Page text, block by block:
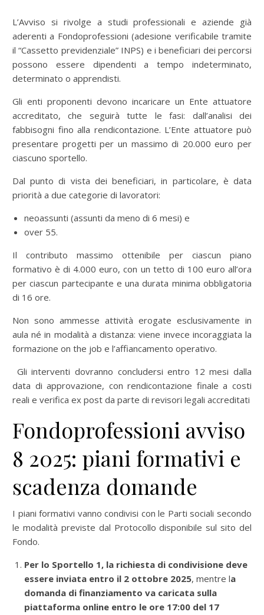
L’Avviso si rivolge a studi professionali e aziende già
aderenti a Fondoprofessioni (adesione verificabile tramite
il “Cassetto previdenziale” INPS) e i beneficiari dei percorsi
possono essere dipendenti a tempo indeterminato,
determinato o apprendisti.
Gli enti proponenti devono incaricare un Ente attuatore
accreditato, che seguirà tutte le fasi: dall’analisi dei
fabbisogni fino alla rendicontazione. L’Ente attuatore può
presentare progetti per un massimo di 20.000 euro per
ciascuno sportello.
Dal punto di vista dei beneficiari, in particolare, è data
priorità a due categorie di lavoratori:
neoassunti (assunti da meno di 6 mesi) e
over 55.
Il contributo massimo ottenibile per ciascun piano
formativo è di 4.000 euro, con un tetto di 100 euro all’ora
per ciascun partecipante e una durata minima obbligatoria
di 16 ore.
Non sono ammesse attività erogate esclusivamente in
aula né in modalità a distanza: viene invece incoraggiata la
formazione on the job e l’affiancamento operativo.
Gli interventi dovranno concludersi entro 12 mesi dalla
data di approvazione, con rendicontazione finale a costi
reali e verifica ex post da parte di revisori legali accreditati
Fondoprofessioni avviso
8 2025: piani formativi e
scadenza domande
I piani formativi vanno condivisi con le Parti sociali secondo
le modalità previste dal Protocollo disponibile sul sito del
Fondo.
Per lo Sportello 1, la richiesta di condivisione deve
essere inviata entro il 2 ottobre 2025, mentre la
domanda di finanziamento va caricata sulla
piattaforma online entro le ore 17:00 del 17